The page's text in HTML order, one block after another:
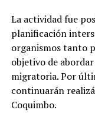
La actividad fue
planificación
organismos tanto
objetivo de
migratoria. Por
continuarán
Coquimbo.